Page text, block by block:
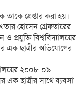
তাকে গ্রেপ্তার করা হয়।
হোসেন গ্রেফতারের
প্রযুক্তি বিশ্ববিদ্যালয়ের
এক ছাত্রীর অভিযোগের
২০০৮-০৯
এক ছাত্রীর সাথে ব্যবসা